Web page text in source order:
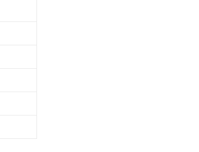
非含有を証明するものではありません。
完了までの期間は出荷製品に未対応品が